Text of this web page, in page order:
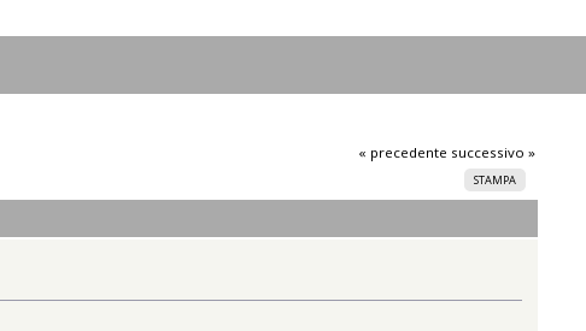
« precedente successivo »
STAMPA